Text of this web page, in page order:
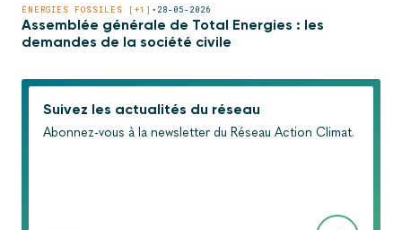
ÉNERGIES FOSSILES [+1] • 28-05-2026
Assemblée générale de Total Energies : les
demandes de la société civile
Suivez les actualités du réseau
Abonnez-vous à la newsletter du Réseau Action Climat.